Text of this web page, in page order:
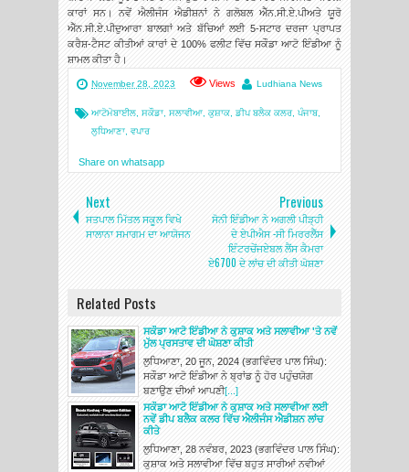
ਕਾਰਾਂ ਸਨ। ਨਵੇਂ ਐਲੀਜੰਸ ਐਡੀਸ਼ਨਾਂ ਨੇ ਗਲੋਬਲ ਐੱਨ.ਸੀ.ਏ.ਪੀਅਤੇ ਯੂਰੋ
ਐੱਨ.ਸੀ.ਏ.ਪੀਦੁਆਰਾ ਬਾਲਗਾਂ ਅਤੇ ਬੱਚਿਆਂ ਲਈ 5-ਸਟਾਰ ਦਰਜਾ ਪ੍ਰਾਪਤ
ਕਰੈਸ਼-ਟੈਸਟ ਕੀਤੀਆਂ ਕਾਰਾਂ ਦੇ 100% ਫਲੀਟ ਵਿੱਚ ਸਕੌਡਾ ਆਟੋ ਇੰਡੀਆ ਨੂੰ
ਸ਼ਾਮਲ ਕੀਤਾ ਹੈ।
November 28, 2023 Views Ludhiana News
ਆਟੋਮੋਬਾਈਲ ਸਕੌਡਾ ਸਲਾਵੀਆ ਕੁਸ਼ਾਕ ਡੀਪ ਬਲੈਕ ਕਲਰ, ਪੰਜਾਬ,
ਲੁਧਿਆਣਾ ਵਪਾਰ
Share on whatsapp
Next
ਸਤਪਾਲ ਮਿੱਤਲ ਸਕੂਲ ਵਿਖੇ
ਸਾਲਾਨਾ ਸਮਾਗਮ ਦਾ ਆਯੋਜਨ
Previous
ਸੋਨੀ ਇੰਡੀਆ ਨੇ ਅਗਲੀ ਪੀੜ੍ਹੀ
ਦੇ ਏਪੀਐਸ -ਸੀ ਮਿਰਰਲੈੱਸ
ਇੰਟਰਚੇਂਜਏਬਲ ਲੈਂਸ ਕੈਮਰਾ
ਏ6700 ਦੇ ਲਾਂਚ ਦੀ ਕੀਤੀ ਘੋਸ਼ਣਾ
Related Posts
ਸਕੌਡਾ ਆਟੋ ਇੰਡੀਆ ਨੇ ਕੁਸ਼ਾਕ ਅਤੇ ਸਲਾਵੀਆ 'ਤੇ ਨਵੇਂ
ਮੁੱਲ ਪ੍ਰਸਤਾਵ ਦੀ ਘੋਸ਼ਣਾ ਕੀਤੀ
ਲੁਧਿਆਣਾ, 20 ਜੂਨ, 2024 (ਭਗਵਿੰਦਰ ਪਾਲ ਸਿੰਘ):
ਸਕੌਡਾ ਆਟੋ ਇੰਡੀਆ ਨੇ ਬ੍ਰਾਂਡ ਨੂੰ ਹੋਰ ਪਹੁੰਚਯੋਗ
ਬਣਾਉਣ ਦੀਆਂ ਆਪਣੀ[...]
ਸਕੌਡਾ ਆਟੋ ਇੰਡੀਆ ਨੇ ਕੁਸ਼ਾਕ ਅਤੇ ਸਲਾਵੀਆ ਲਈ
ਨਵੇਂ ਡੀਪ ਬਲੈਕ ਕਲਰ ਵਿੱਚ ਐਲੀਜੰਸ ਐਡੀਸ਼ਨ ਲਾਂਚ
ਕੀਤੇ
ਲੁਧਿਆਣਾ, 28 ਨਵੰਬਰ, 2023 (ਭਗਵਿੰਦਰ ਪਾਲ ਸਿੰਘ):
ਕੁਸ਼ਾਕ ਅਤੇ ਸਲਾਵੀਆ ਵਿੱਚ ਬਹੁਤ ਸਾਰੀਆਂ ਨਵੀਆਂ